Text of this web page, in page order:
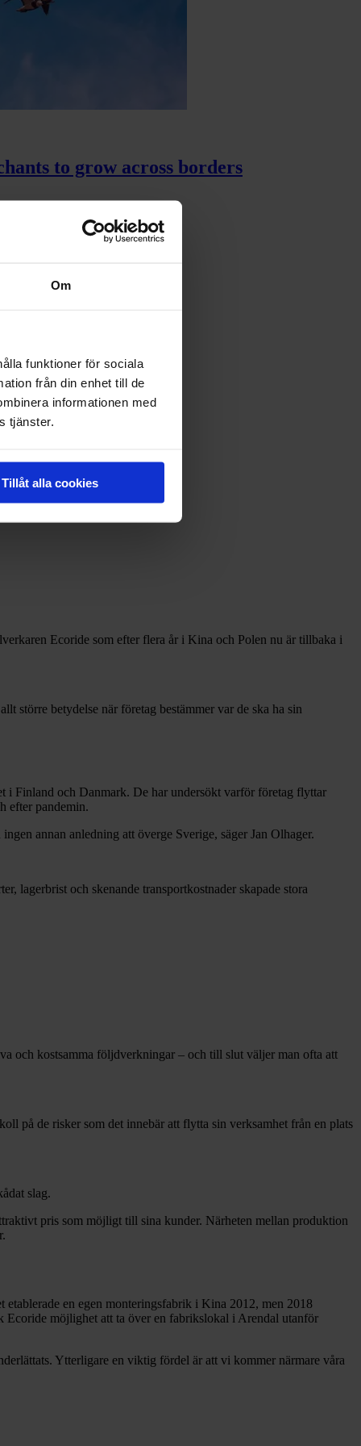
Om
funktioner för sociala
från din enhet till de
informationen med
tjänster.
Tillåt alla cookies
to grow across borders
Ecoride som efter flera år i Kina och Polen nu är tillbaka i
större betydelse när företag bestämmer var de ska ha sin
i Finland och Danmark. De har undersökt varför företag flyttar
efter pandemin.
annan anledning att överge Sverige, säger Jan Olhager.
lagerbrist och skenande transportkostnader skapade stora
och kostsamma följdverkningar – och till slut väljer man ofta att
på de risker som det innebär att flytta sin verksamhet från en plats
slag.
pris som möjligt till sina kunder. Närheten mellan produktion
en egen monteringsfabrik i Kina 2012, men 2018
möjlighet att ta över en fabrikslokal i Arendal utanför
Ytterligare en viktig fördel är att vi kommer närmare våra